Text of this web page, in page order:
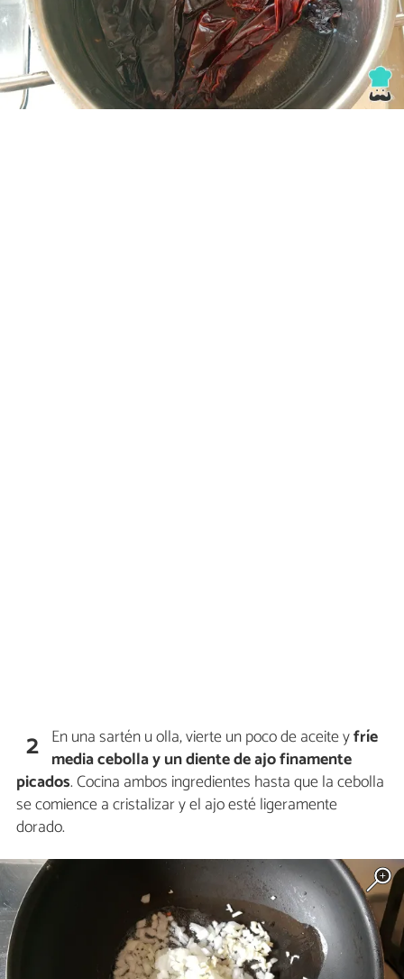
2 En una sartén u olla, vierte un poco de aceite yfríe
media cebolla y un diente de ajo finamente
picados. Cocina ambos ingredientes hasta que la cebolla
se comience a cristalizar y el ajo esté ligeramente
dorado.